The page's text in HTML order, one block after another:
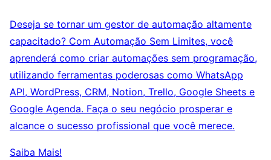
Deseja se tornar um gestor de automação altamente
capacitado? Com Automação Sem Limites, você
aprenderá como criar automações sem programação,
utilizando ferramentas poderosas como WhatsApp
API, WordPress, CRM, Notion, Trello, Google Sheets e
Google Agenda. Faça o seu negócio prosperar e
alcance o sucesso profissional que você merece.
Saiba Mais!